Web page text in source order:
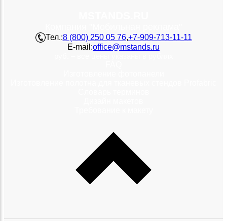
Тел.:8 (800) 250 05 76,+7-909-713-11-11
E-mail:office@mstands.ru